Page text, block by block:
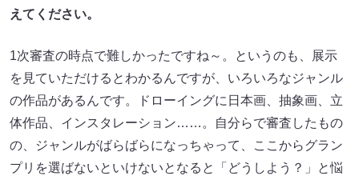
えてください。
1次審査の時点で難しかったですね～。というのも、展示
を見ていただけるとわかるんですが、いろいろなジャンル
の作品があるんです。ドローイングに日本画、抽象画、立
体作品、インスタレーション……。自分らで審査したもの
の、ジャンルがばらばらになっちゃって、ここからグラン
プリを選ばないといけないとなると「どうしよう？」と悩